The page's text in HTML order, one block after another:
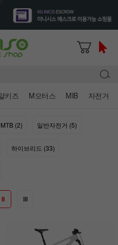
키즈 M모터스 MIB 자전거
(2) 일반자전거 (5)
하이브리드 (33)
II III